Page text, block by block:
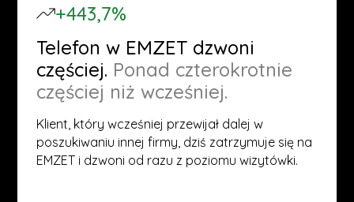
+443,7%
Telefon w EMZET dzwoni
częściej. Ponad czterokrotnie
częściej niż wcześniej.
Klient, który wcześniej przewijał dalej w
poszukiwaniu innej firmy, dziś zatrzymuje się na
EMZET i dzwoni od razu z poziomu wizytówki.